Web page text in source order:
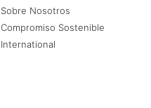
Sobre Nosotros
Compromiso Sostenible
International